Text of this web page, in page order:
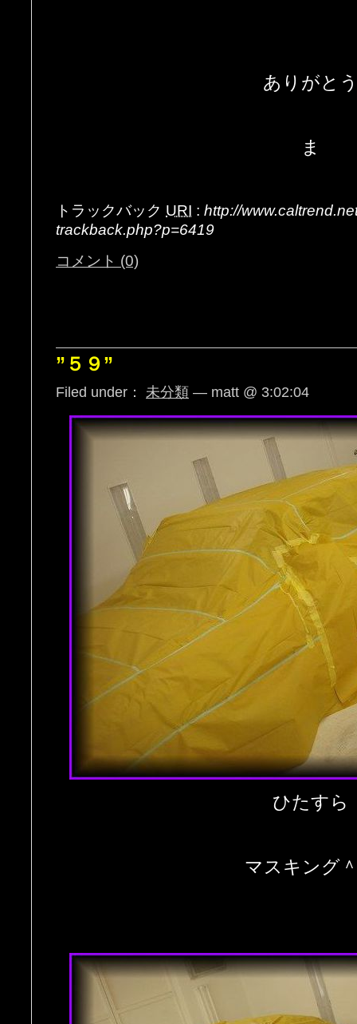
ありがと
ま
トラックバック URI : http://
trackback.php?p=6419
コメント (0)
”５９”
Filed under： 未分類 — matt @ 3:02:04
ひたすら
マスキング